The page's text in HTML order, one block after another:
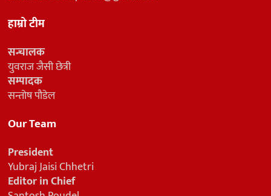
हाम्रो टीम
सन्चालक
युवराज जैसी छेत्री
सम्पादक
सन्तोष पौडेल
Our Team
President
Yubraj Jaisi Chhetri
Editor in Chief